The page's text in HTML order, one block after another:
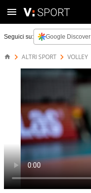
Seguici su: Google Discover
ALTRI SPORT VOLLEY